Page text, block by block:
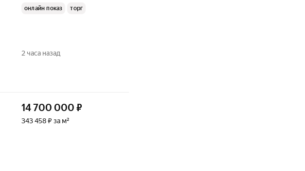
онлайн показ торг
2 часа назад
14 700 000 ₽
343 458 ₽ за м²